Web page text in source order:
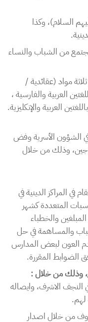
السلام)، وكذا
من الشباب والنساء
مواد (عقائدية /
العربية والفارسية ،
العربية والإنكليزية.
الشؤون الأسرية وفض
وذلك من خلال
المراكز الدينية في
المتعددة كشهر
والخطباء
والمساهمة في حل
العون لبعض المدارس
الضوابط المقررة.
النجف الاشرف، وايصاله
لهم.
من خلال اصدار